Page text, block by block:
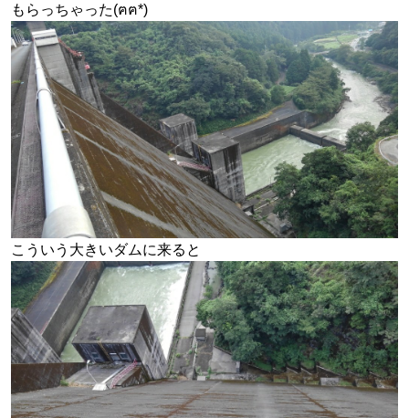
もらっちゃった(ฅฅ*)
こういう大きいダムに来ると